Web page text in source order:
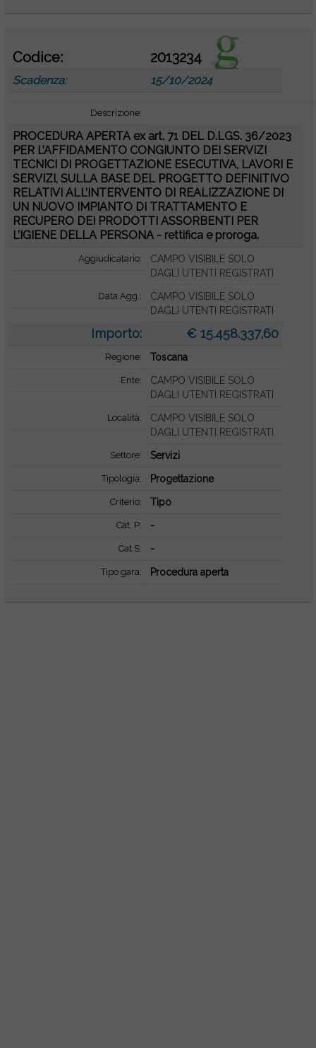
Codice: 2013234
Scadenza: 15/10/2024
Descrizione:
PROCEDURA APERTA ex art. 71 DEL D.LGS. 36/2023
PER L’AFFIDAMENTO CONGIUNTO DEI SERVIZI
TECNICI DI PROGETTAZIONE ESECUTIVA, LAVORI E
SERVIZI, SULLA BASE DEL PROGETTO DEFINITIVO
RELATIVI ALL’INTERVENTO DI REALIZZAZIONE DI
UN NUOVO IMPIANTO DI TRATTAMENTO E
RECUPERO DEI PRODOTTI ASSORBENTI PER
L’IGIENE DELLA PERSONA - rettifica e proroga.
Aggiudicatario:
CAMPO VISIBILE SOLO
DAGLI UTENTI REGISTRATI
Data Agg.:
CAMPO VISIBILE SOLO
DAGLI UTENTI REGISTRATI
Importo: € 15.458.337,60
Regione: Toscana
Ente:
CAMPO VISIBILE SOLO
DAGLI UTENTI REGISTRATI
Località:
CAMPO VISIBILE SOLO
DAGLI UTENTI REGISTRATI
Settore: Servizi
Tipologia: Progettazione
Criterio: Tipo
Cat. P: -
Cat S: -
Tipo gara: Procedura aperta